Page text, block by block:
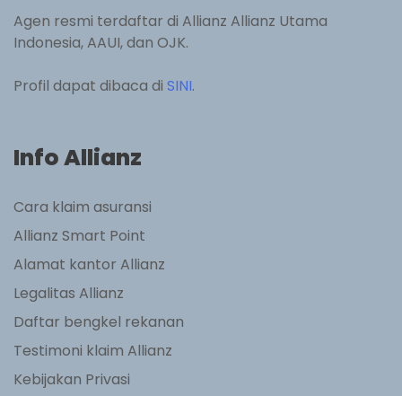
Agen resmi terdaftar di Allianz Allianz Utama
Indonesia, AAUI, dan OJK.
Profil dapat dibaca di SINI.
Info Allianz
Cara klaim asuransi
Allianz Smart Point
Alamat kantor Allianz
Legalitas Allianz
Daftar bengkel rekanan
Testimoni klaim Allianz
Kebijakan Privasi